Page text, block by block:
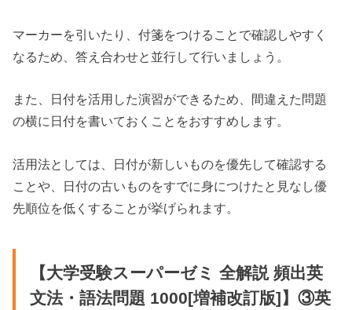
マーカーを引いたり、付箋をつけることで確認しやすく
なるため、答え合わせと並行して行いましょう。
また、日付を活用した演習ができるため、間違えた問題
の横に日付を書いておくことをおすすめします。
活用法としては、日付が新しいものを優先して確認する
ことや、日付の古いものをすでに身につけたと見なし優
先順位を低くすることが挙げられます。
【大学受験スーパーゼミ 全解説 頻出英
文法・語法問題 1000[増補改訂版]】③英